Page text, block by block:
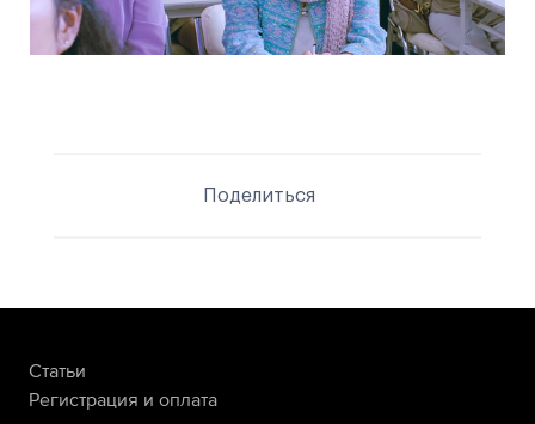
Поделиться
Статьи
Регистрация и оплата